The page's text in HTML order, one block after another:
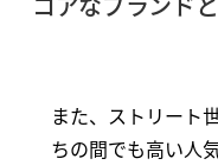
また、ストリート
ちの間でも高い人